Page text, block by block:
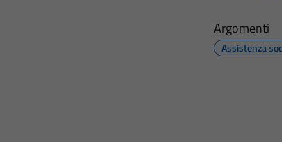
Argomenti
Assistenza